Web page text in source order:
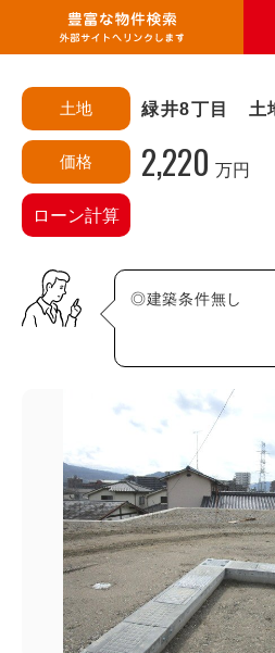
エリアから探す
あ行・か行
相田(3)
大塚西(0)
大町東(0)
上安町(0)
祇園(2)
た行
な行
は行
土地 緑井8丁目 土
価格 2,220 万円
ローン計算
◎建築条件無し